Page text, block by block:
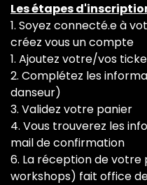
Les étapes
1. Soyez connecté.e à
créez vous un compte
1. Ajoutez votre/vos
2. Complétez les
danseur)
3. Validez votre panier
4. Vous trouverez les
mail de confirmation
6. La réception de votre
workshops) fait office